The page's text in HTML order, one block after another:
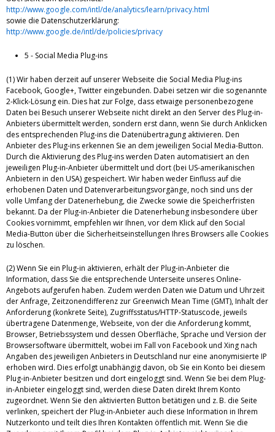
http://www.google.com/intl/de/analytics/learn/privacy.html
sowie die Datenschutzerklärung:
http://www.google.de/intl/de/policies/privacy
5 - Social Media Plug-ins
(1) Wir haben derzeit auf unserer Webseite die Social Media Plug-ins
Facebook, Google+, Twitter eingebunden. Dabei setzen wir die sogenannte
2-Klick-Lösung ein. Dies hat zur Folge, dass etwaige personenbezogene
Daten bei Besuch unserer Webseite nicht direkt an den Server des Plug-in-
Anbieters übermittelt werden, sondern erst dann, wenn Sie durch Anklicken
des entsprechenden Plug-ins die Datenübertragung aktivieren. Den
Anbieter des Plug-ins erkennen Sie an dem jeweiligen Social Media-Button.
Durch die Aktivierung des Plug-ins werden Daten automatisiert an den
jeweiligen Plug-in-Anbieter übermittelt und dort (bei US-amerikanischen
Anbietern in den USA) gespeichert. Wir haben weder Einfluss auf die
erhobenen Daten und Datenverarbeitungsvorgänge, noch sind uns der
volle Umfang der Datenerhebung, die Zwecke sowie die Speicherfristen
bekannt. Da der Plug-in-Anbieter die Datenerhebung insbesondere über
Cookies vornimmt, empfehlen wir Ihnen, vor dem Klick auf den Social
Media-Button über die Sicherheitseinstellungen Ihres Browsers alle Cookies
zu löschen.
(2) Wenn Sie ein Plug-in aktivieren, erhält der Plug-in-Anbieter die
Information, dass Sie die entsprechende Unterseite unseres Online-
Angebots aufgerufen haben. Zudem werden Daten wie Datum und Uhrzeit
der Anfrage, Zeitzonendifferenz zur Greenwich Mean Time (GMT), Inhalt der
Anforderung (konkrete Seite), Zugriffsstatus/HTTP-Statuscode, jeweils
übertragene Datenmenge, Webseite, von der die Anforderung kommt,
Browser, Betriebssystem und dessen Oberfläche, Sprache und Version der
Browsersoftware übermittelt, wobei im Fall von Facebook und Xing nach
Angaben des jeweiligen Anbieters in Deutschland nur eine anonymisierte IP
erhoben wird. Dies erfolgt unabhängig davon, ob Sie ein Konto bei diesem
Plug-in-Anbieter besitzen und dort eingeloggt sind. Wenn Sie bei dem Plug-
in-Anbieter eingeloggt sind, werden diese Daten direkt Ihrem Konto
zugeordnet. Wenn Sie den aktivierten Button betätigen und z. B. die Seite
verlinken, speichert der Plug-in-Anbieter auch diese Information in Ihrem
Nutzerkonto und teilt dies Ihren Kontakten öffentlich mit. Wenn Sie die